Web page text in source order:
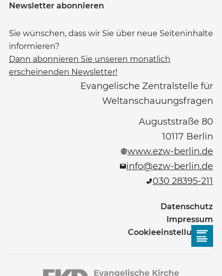
Newsletter abonnieren
Sie wünschen, dass wir Sie über neue Seiteninhalte
informieren?
Dann abonnieren Sie unseren monatlich
erscheinenden Newsletter!
Evangelische Zentralstelle für
Weltanschauungsfragen
Auguststraße 80
10117 Berlin
www.ezw-berlin.de
info@ezw-berlin.de
030 28395-211
Datenschutz
Impressum
Cookieeinstellungen